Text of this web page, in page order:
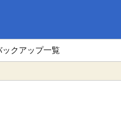
クアップ一覧